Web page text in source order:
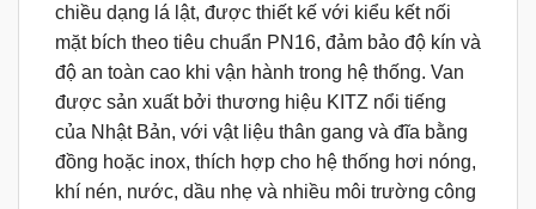
chiều dạng lá lật, được thiết kế với kiểu kết nối
mặt bích theo tiêu chuẩn PN16, đảm bảo độ kín và
độ an toàn cao khi vận hành trong hệ thống. Van
được sản xuất bởi thương hiệu KITZ nổi tiếng
của Nhật Bản, với vật liệu thân gang và đĩa bằng
đồng hoặc inox, thích hợp cho hệ thống hơi nóng,
khí nén, nước, dầu nhẹ và nhiều môi trường công